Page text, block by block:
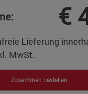
€
Lieferung
MwSt.
Zusammen bestellen